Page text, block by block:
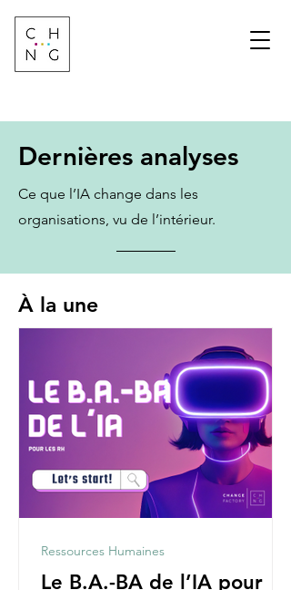
Dernières analyses
Ce que l’IA change dans les
organisations, vu de l’intérieur.
À la une
Le B.A.-BA de l’IA pour
Ressources Humaines